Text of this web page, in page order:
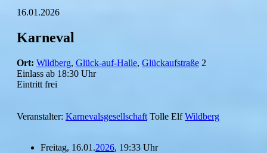
16.01.2026
Karneval
Ort: Wildberg, Glück-auf-Halle, Glückaufstraße 2
Einlass ab 18:30 Uhr
Eintritt frei
Veranstalter: Karnevalsgesellschaft Tolle ElfWildberg
Freitag, 16.01.2026, 19:33 Uhr